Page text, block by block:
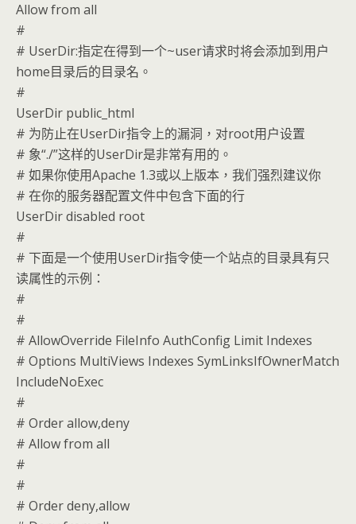
Allow from all
#
# UserDir:指定在得到一个~user请求时将会添加到用户
home目录后的目录名。
#
UserDir public_html
# 为防止在UserDir指令上的漏洞，对root用户设置
# 象“./”这样的UserDir是非常有用的。
# 如果你使用Apache 1.3或以上版本，我们强烈建议你
# 在你的服务器配置文件中包含下面的行
UserDir disabled root
#
# 下面是一个使用UserDir指令使一个站点的目录具有只
读属性的示例：
#
#
# AllowOverride FileInfo AuthConfig Limit Indexes
# Options MultiViews Indexes SymLinksIfOwnerMatch
IncludeNoExec
#
# Order allow,deny
# Allow from all
#
#
# Order deny,allow